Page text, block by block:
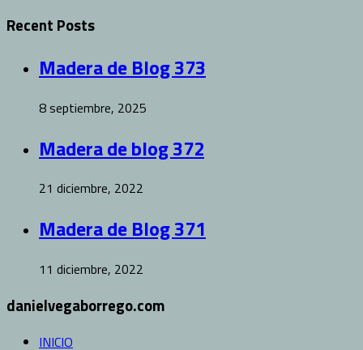
Recent Posts
Madera de Blog 373
8 septiembre, 2025
Madera de blog 372
21 diciembre, 2022
Madera de Blog 371
11 diciembre, 2022
danielvegaborrego.com
INICIO